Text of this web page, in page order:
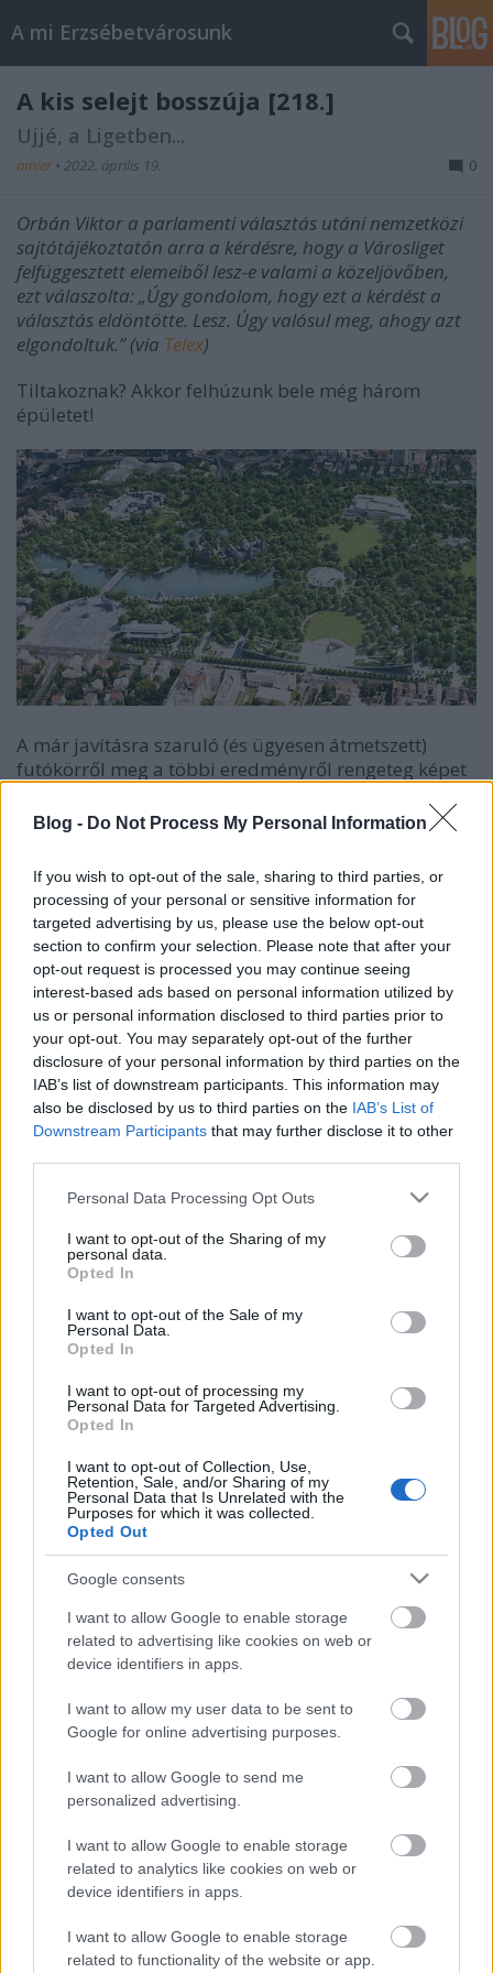
Blog - Do Not Process My Personal Information
If you wish to opt-out of the sale, sharing to third parties, or
processing of your personal or sensitive information for
targeted advertising by us, please use the below opt-out
section to confirm your selection. Please note that after your
opt-out request is processed you may continue seeing
interest-based ads based on personal information utilized by
us or personal information disclosed to third parties prior to
your opt-out. You may separately opt-out of the further
disclosure of your personal information by third parties on the
IAB’s list of downstream participants. This information may
also be disclosed by us to third parties on the IAB’s List of
Downstream Participants that may further disclose it to other
Please note that this website/app uses one or more Google
not limited to your visit or usage behaviour. You may click to
grant or deny consent to Google and its third-party tags to
use your data for below specified purposes in below Google
consent section.
Personal Data Processing Opt Outs
I want to opt-out of the Sharing of my
personal data.
Opted In
I want to opt-out of the Sale of my
Personal Data.
Opted In
I want to opt-out of processing my
Personal Data for Targeted Advertising.
Opted In
I want to opt-out of Collection, Use,
Retention, Sale, and/or Sharing of my
Personal Data that Is Unrelated with the
Purposes for which it was collected.
Opted Out
Google consents
I want to allow Google to enable storage
related to advertising like cookies on web or
device identifiers in apps.
I want to allow my user data to be sent to
Google for online advertising purposes.
I want to allow Google to send me
personalized advertising.
I want to allow Google to enable storage
related to analytics like cookies on web or
device identifiers in apps.
I want to allow Google to enable storage
related to functionality of the website or app.
A mi Erzsébetvárosunk
A kis selejt bosszúja [218.]
Ujjé, a Ligetben...
amier • 2022. április 19. 0
Orbán Viktor a parlamenti választás utáni nemzetközi
sajtótájékoztatón arra a kérdésre, hogy a Városliget
felfüggesztett elemeiből lesz-e valami a közeljövőben,
ezt válaszolta: „Úgy gondolom, hogy ezt a kérdést a
választás eldöntötte. Lesz. Úgy valósul meg, ahogy azt
elgondoltuk.” (via Telex)
Tiltakoznak? Akkor felhúzunk bele még három
épületet!
A már javításra szaruló (és ügyesen átmetszett)
futókörről meg a többi eredményről rengeteg képet
sávokban lerakott murván sétálgatni, kiélhetik eme
zöld foltokat, amelyekre egy évtizede még
lefekhettünk.
Most jóformán csak a tömérdek italmérés környéke
járható. Ezeket viszont két hónapon belül keményre
fogják taposni — ahogy tavaly is. Viszont műfüvet
találhattok minden mennyiségben; az "szép",
harsogó zöld marad. No de hát eleve nem füvet
ígértek, hanem zöld felületet, ugyi?
Ha túl akarják teljesíteni a tervet, hamarosan
hozzáfognak a különféle falak átfestéséhez. Akkor
aztán nemcsak vízszintesen lesz zöld minden, de
függélyesen is.
Fügedi Ubul
A Liget Budapest Projekt fejlesztési
programjából három építkezés szünetelt eddig:
Új Nemzeti Galéria,
Magyar Innováció Háza,
Városligeti Színház.
Címkék:orbán viktor
telex.hu
Ajánlott bejegyzések:
Ehh, az a fránya magyar nyelv [475.]